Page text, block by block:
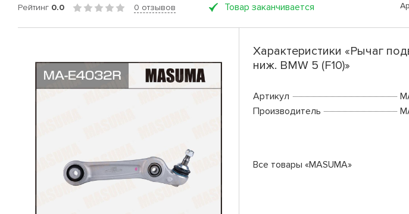
Рейтинг 0.0 0 отзывов Товар заканчивается
Характеристики «Рычаг
ниж. BMW 5 (F10)»
Артикул
Производитель
Все товары «MASUMA»